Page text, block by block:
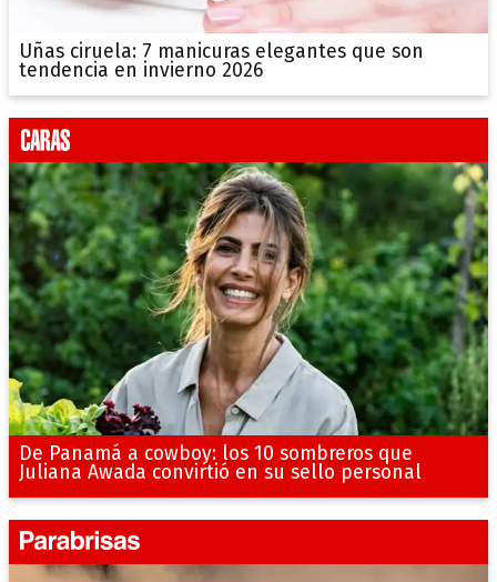
Uñas ciruela: 7 manicuras elegantes que son
tendencia en invierno 2026
De Panamá a cowboy: los 10 sombreros que
Juliana Awada convirtió en su sello personal